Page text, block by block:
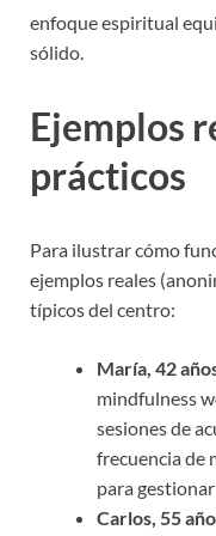
enfoque espiritual
sólido.
Ejemplos
prácticos
Para ilustrar cómo
ejemplos reales
típicos del centro:
María, 42
mindfulness
sesiones de
frecuencia de
para
Carlos, 55